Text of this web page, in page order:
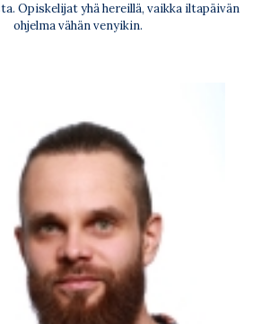
Opiskelijat yhä hereillä, vaikka iltapäivän
ohjelma vähän venyikin.